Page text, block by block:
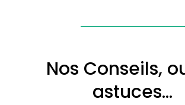
Nos Conseils,
astuces…